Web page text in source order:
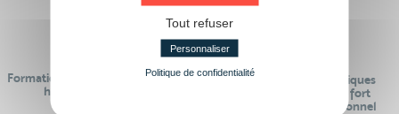
Formations réalisables pendant ou
hors temps de travail
Des contenus pédagogiques
« de pointe » et en lien fort
avec le monde professionnel
Tout refuser
Personnaliser
Politique de confidentialité